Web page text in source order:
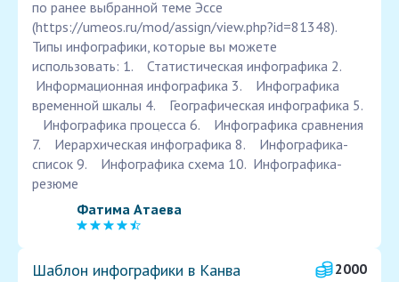
по ранее выбранной теме Эссе
(https://umeos.ru/mod/assign/view.php?id=81348).
Типы инфографики, которые вы можете
использовать: 1. Статистическая инфографика 2.
Информационная инфографика 3. Инфографика
временной шкалы 4. Географическая инфографика 5.
Инфографика процесса 6. Инфографика сравнения
7. Иерархическая инфографика 8. Инфографика-
список 9. Инфографика схема 10. Инфографика-
резюме
Фатима Атаева
Шаблон инфографики в Канва
2000